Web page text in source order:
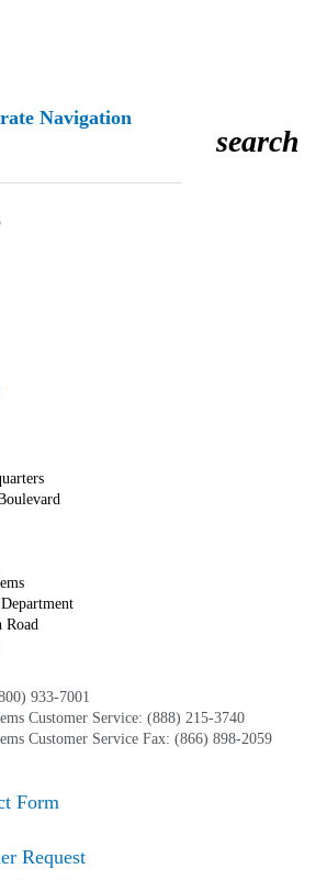
search
Navigation
Road
933-7001
Customer Service: (888) 215-3740
Customer Service Fax: (866) 898-2059
Form
Request